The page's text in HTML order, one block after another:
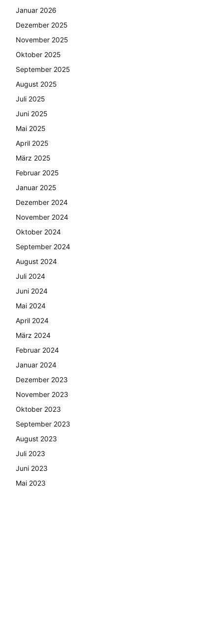
Januar 2026
Dezember 2025
November 2025
Oktober 2025
September 2025
August 2025
Juli 2025
Juni 2025
Mai 2025
April 2025
März 2025
Februar 2025
Januar 2025
Dezember 2024
November 2024
Oktober 2024
September 2024
August 2024
Juli 2024
Juni 2024
Mai 2024
April 2024
März 2024
Februar 2024
Januar 2024
Dezember 2023
November 2023
Oktober 2023
September 2023
August 2023
Juli 2023
Juni 2023
Mai 2023